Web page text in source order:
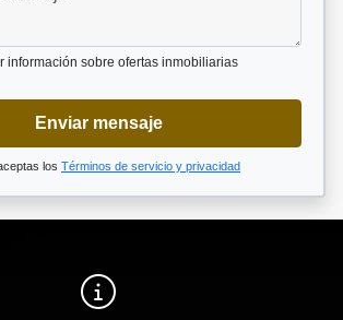
información sobre ofertas inmobiliarias
Enviar mensaje
los Términos de servicio y privacidad